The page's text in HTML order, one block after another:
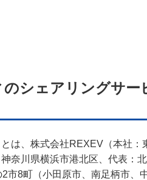
シェアリングサー
とは、株式会社REXEV（本社
奈川県横浜市港北区、代表：
市8町（小田原市、南足柄市、